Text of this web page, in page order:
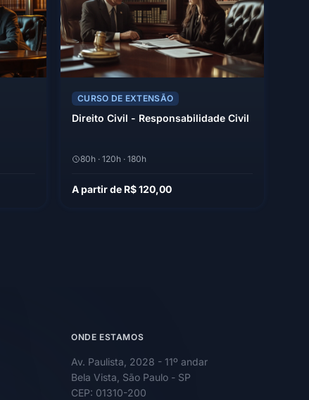
CURSO DE EXTENSÃO
Direito Civil - Responsabilidade Civil
80h · 120h · 180h
A partir de R$ 120,00
ONDE ESTAMOS
Av. Paulista, 2028 - 11º andar
Bela Vista, São Paulo - SP
CEP: 01310-200